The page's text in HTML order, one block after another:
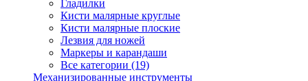
Гладилки
Кисти малярные круглые
Кисти малярные плоские
Лезвия для ножей
Маркеры и карандаши
Все категории (19)
Механизированные инструменты